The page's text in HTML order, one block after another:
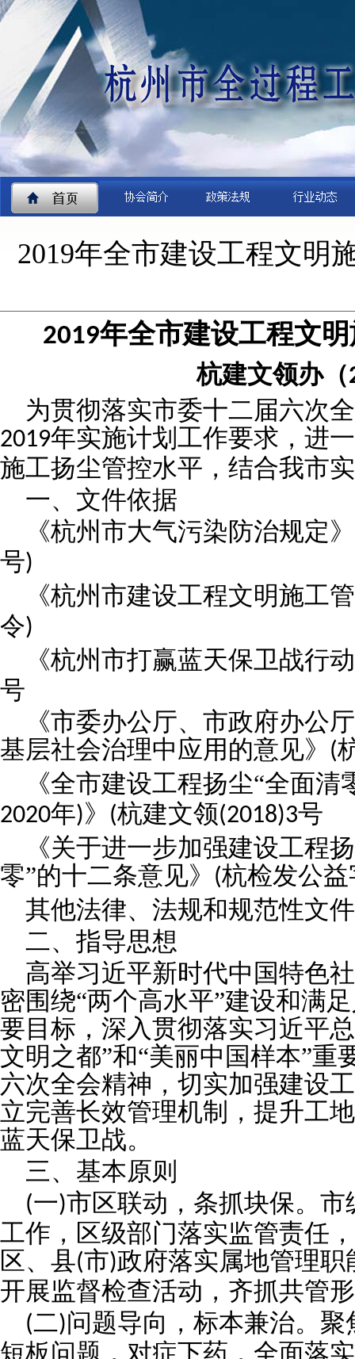
2019年全市建设工程文明
2019年全市建设工程文
杭建文领办（
为贯彻落实市委十二届六次
2019年实施计划工作要求，进
施工扬尘管控水平，结合我市
一、文件依据
《杭州市大气污染防治规定》
号)
《杭州市建设工程文明施工
令)
《杭州市打赢蓝天保卫战行
号
《市委办公厅、市政府办公
基层社会治理中应用的意见》
(
《全市建设工程扬尘“全面清
2020年)》 (杭建文领(2018)3号
《关于进一步加强建设工程
零”的十二条意见》
(杭检发公益
其他法律、法规和规范性文
二、指导思想
高举习近平新时代中国特色
密围绕“两个高水平”建设和满
要目标，深入贯彻落实习近平
文明之都”和“美丽中国样本”重
六次全会精神，切实加强建设
立完善长效管理机制，提升工
蓝天保卫战。
三、基本原则
(一)市区联动，条抓块保。
工作，区级部门落实监管责任
区、县(市)政府落实属地管理
开展监督检查活动，齐抓共管
(二)问题导向，标本兼治。
短板问题，对症下药，全面落